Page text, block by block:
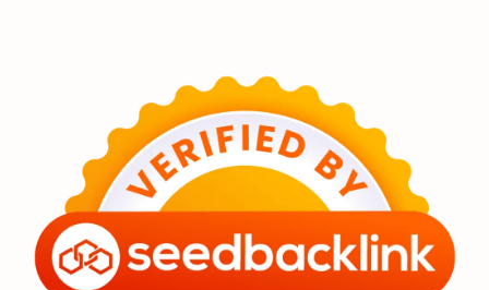
Tata Surya Hype
Asteroid Observasi
Premium Komet Bulan
Penelitian Serba-serbi Satelit